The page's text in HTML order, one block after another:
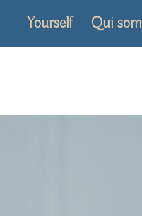
Yourself Qui som